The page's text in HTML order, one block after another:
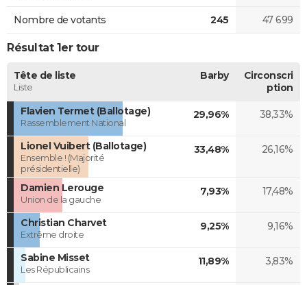
Nombre de votants 245 47 699
Résultat 1er tour
Tête de liste
Liste
Barby
Circonscri
ption
Flavien Termet (Ballotage)
Rassemblement National
29,96% 38,33%
Lionel Vuibert (Ballotage)
Ensemble ! (Majorité
présidentielle)
33,48% 26,16%
Damien Lerouge
Union de la gauche
7,93% 17,48%
Christian Charvet
Extrême droite
9,25% 9,16%
Sabine Misset
Les Républicains
11,89% 3,83%